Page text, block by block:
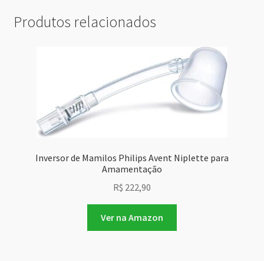
Produtos relacionados
Inversor de Mamilos Philips Avent Niplette para
Amamentação
R$ 222,90
Ver na Amazon